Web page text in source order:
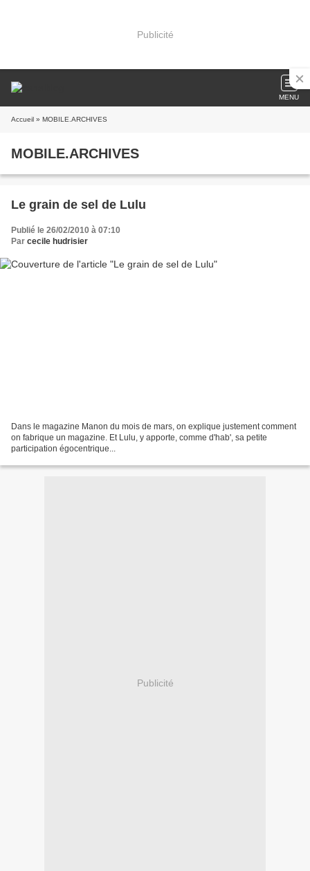
Publicité
MENU
Accueil » MOBILE.ARCHIVES
MOBILE.ARCHIVES
Le grain de sel de Lulu
Publié le 26/02/2010 à 07:10
Par cecile hudrisier
Dans le magazine Manon du mois de mars, on explique justement comment
on fabrique un magazine. Et Lulu, y apporte, comme d'hab', sa petite
participation égocentrique...
Publicité